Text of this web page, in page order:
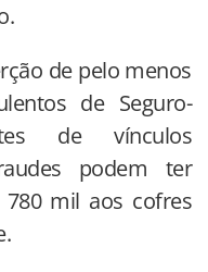
de pelo menos
de Seguro-
de vínculos
podem ter
mil aos cofres